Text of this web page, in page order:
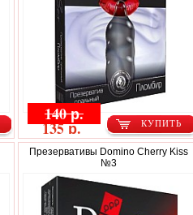
КУПИТЬ
140 р.
135 р.
Презервативы Domino Cherry Kiss
№3